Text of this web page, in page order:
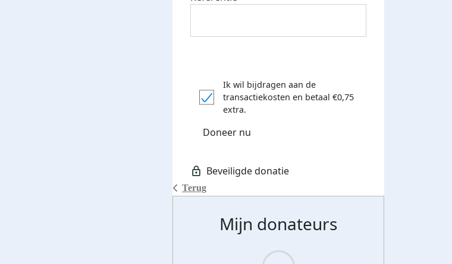
Terug
Ik wil bijdragen aan de
transactiekosten en betaal €0,75
extra.
Doneer nu
Mijn donateurs